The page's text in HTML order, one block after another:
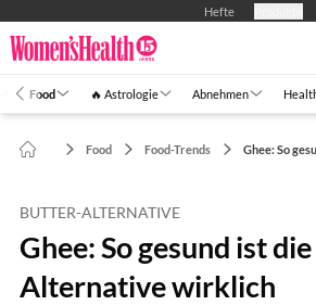
Hefte
Food 🔥 Astrologie Abnehmen
Food Food-Trends Ghee: So
BUTTER-ALTERNATIVE
Ghee: So gesund ist
Alternative wirklich